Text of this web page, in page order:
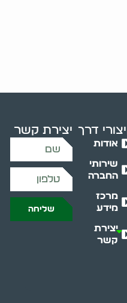
דרך
אודות
שירותי
החברה
מרכז
מידע
יצירת
קשר
יצירת קשר
שליחה